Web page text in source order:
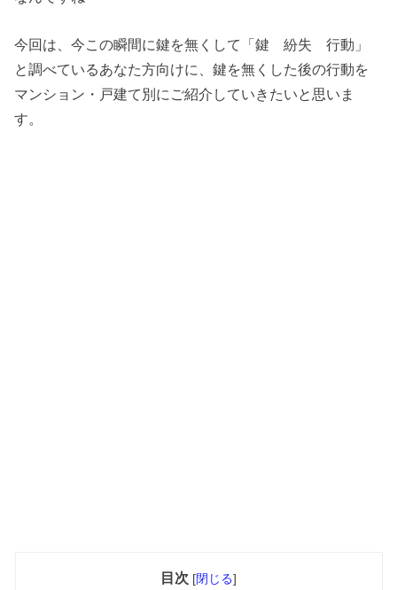
今回は、今この瞬間に鍵を無くして「鍵 紛失 行動」
と調べているあなた方向けに、鍵を無くした後の行動を
マンション・戸建て別にご紹介していきたいと思いま
す。
目次 [閉じる]